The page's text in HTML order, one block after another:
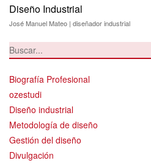
Diseño Industrial
José Manuel Mateo | diseñador industrial
Biografía Profesional
ozestudi
Diseño industrial
Metodología de diseño
Gestión del diseño
Divulgación